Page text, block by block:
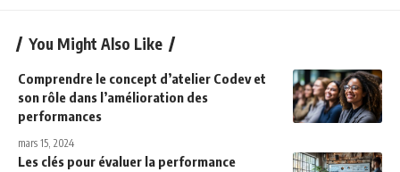
You Might Also Like
Comprendre le concept d’atelier Codev et
son rôle dans l’amélioration des
performances
mars 15, 2024
Les clés pour évaluer la performance